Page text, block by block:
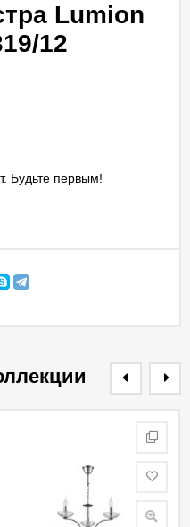
Lumion
12
Будьте первым!